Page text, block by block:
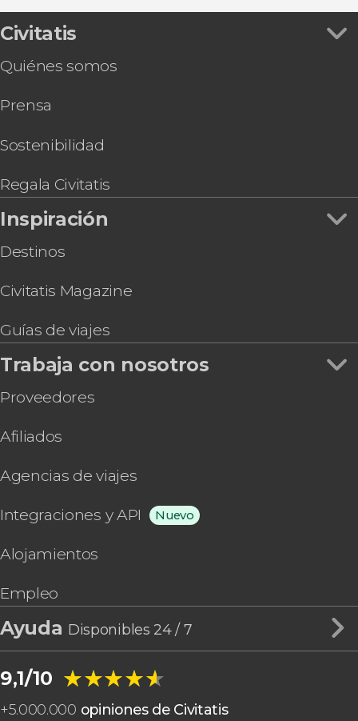
4x4
Paseos aéreos
Tierra Mayor
Paseo a caballo por el lago Escondido
Tren del Fin del Mundo con audioguía
Aventura nocturna en moto de nieve, trineo y
Packrafting en el río Olivia
Escondido
Tour del whisky por Tierra del Fuego
Excursión en bicicleta de montaña desde
Civitatis
Quiénes somos
Prensa
Sostenibilidad
Regala Civitatis
Inspiración
Destinos
Civitatis Magazine
Guías de viajes
Trabaja con nosotros
Proveedores
Afiliados
Agencias de viajes
Integraciones y API Nuevo
Alojamientos
Empleo
Ayuda Disponibles 24 / 7
9,1/10 ★★★★★
★★★★★
+5.000.000 opiniones de Civitatis